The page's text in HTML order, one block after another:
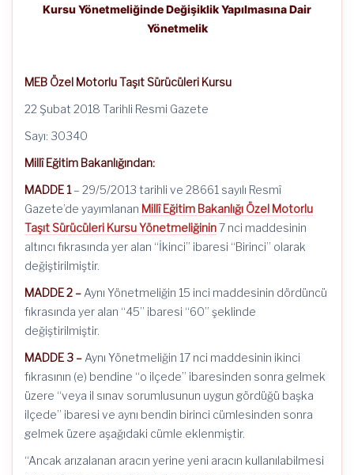
Kursu Yönetmeliğinde Değişiklik Yapılmasına Dair
Yönetmelik
MEB Özel Motorlu Taşıt Sürücüleri Kursu
22 Şubat 2018 Tarihli Resmi Gazete
Sayı: 30340
Millî Eğitim Bakanlığından:
MADDE 1– 29/5/2013 tarihli ve 28661 sayılı Resmî
Gazete’de yayımlanan Millî Eğitim Bakanlığı Özel Motorlu
Taşıt Sürücüleri Kursu Yönetmeliğinin7 nci maddesinin
altıncı fıkrasında yer alan “İkinci” ibaresi “Birinci” olarak
değiştirilmiştir.
MADDE 2 – Aynı Yönetmeliğin 15 inci maddesinin dördüncü
fıkrasında yer alan “45” ibaresi “60” şeklinde
değiştirilmiştir.
MADDE 3 – Aynı Yönetmeliğin 17 nci maddesinin ikinci
fıkrasının (e) bendine “o ilçede” ibaresinden sonra gelmek
üzere “veya il sınav sorumlusunun uygun gördüğü başka
ilçede” ibaresi ve aynı bendin birinci cümlesinden sonra
gelmek üzere aşağıdaki cümle eklenmiştir.
“Ancak arızalanan aracın yerine yeni aracın kullanılabilmesi